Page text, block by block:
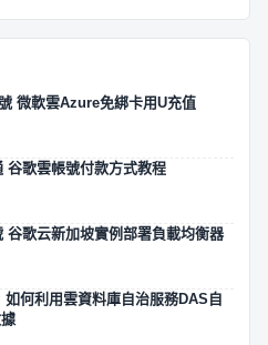
微軟雲Azure免綁卡用U充值
谷歌雲帳號付款方式教程
谷歌云新加坡實例部署負載均衡器
如何利用雲資料庫自治服務DAS自